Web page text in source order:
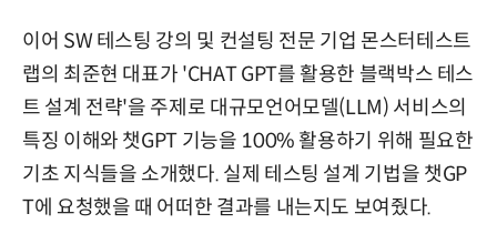
이어 SW 테스팅 강의 및 컨설팅 전문 기업 몬스터테스트
랩의 최준현 대표가 'CHAT GPT를 활용한 블랙박스 테스
트 설계 전략'을 주제로 대규모언어모델(LLM) 서비스의
특징 이해와 챗GPT 기능을 100% 활용하기 위해 필요한
기초 지식들을 소개했다. 실제 테스팅 설계 기법을 챗GP
T에 요청했을 때 어떠한 결과를 내는지도 보여줬다.